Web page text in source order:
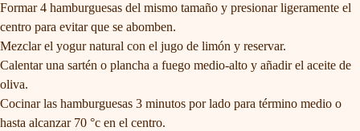
Formar 4 hamburguesas del mismo tamaño y presionar ligeramente el
centro para evitar que se abomben.
Mezclar el yogur natural con el jugo de limón y reservar.
Calentar una sartén o plancha a fuego medio-alto y añadir el aceite de
oliva.
Cocinar las hamburguesas 3 minutos por lado para término medio o
hasta alcanzar 70 °c en el centro.